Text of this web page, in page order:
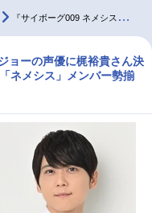
グッズ
音楽 コスプレ
声優記事一覧
『サイボーグ009 ネメシス』島村ジョーの声優に梶裕貴、コメント到着！
ョーの声優に梶裕貴さん決
ネメシス」メンバー勢揃